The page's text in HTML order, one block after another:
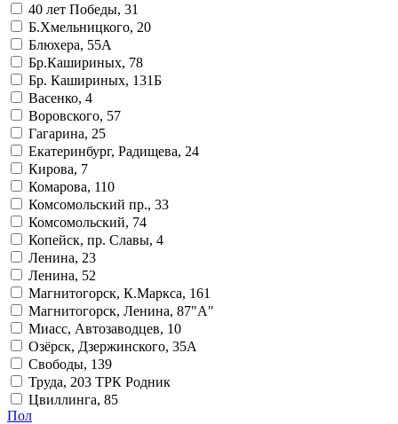
40 лет Победы, 31
Б.Хмельницкого, 20
Блюхера, 55А
Бр.Кашириных, 78
Бр. Кашириных, 131Б
Васенко, 4
Воровского, 57
Гагарина, 25
Екатеринбург, Радищева, 24
Кирова, 7
Комарова, 110
Комсомольский пр., 33
Комсомольский, 74
Копейск, пр. Славы, 4
Ленина, 23
Ленина, 52
Магнитогорск, К.Маркса, 161
Магнитогорск, Ленина, 87"А"
Миасс, Автозаводцев, 10
Озёрск, Дзержинского, 35А
Свободы, 139
Труда, 203 ТРК Родник
Цвиллинга, 85
Пол